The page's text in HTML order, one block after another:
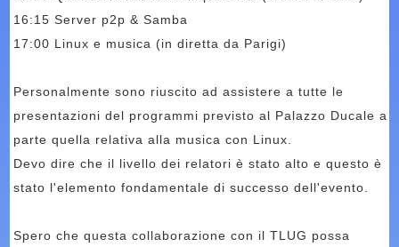
16:15 Server p2p & Samba
17:00 Linux e musica (in diretta da Parigi)
Personalmente sono riuscito ad assistere a tutte le
presentazioni del programmi previsto al Palazzo Ducale a
parte quella relativa alla musica con Linux.
Devo dire che il livello dei relatori è stato alto e questo è
stato l'elemento fondamentale di successo dell'evento.
Spero che questa collaborazione con il TLUG possa